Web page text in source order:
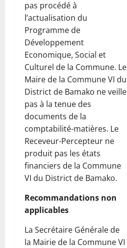
pas procédé à
l’actualisation du
Programme de
Développement
Economique, Social et
Culturel de la Commune. Le
Maire de la Commune VI du
District de Bamako ne veille
pas à la tenue des
documents de la
comptabilité-matières. Le
Receveur-Percepteur ne
produit pas les états
financiers de la Commune
VI du District de Bamako.
Recommandations non
applicables
La Secrétaire Générale de
la Mairie de la Commune VI